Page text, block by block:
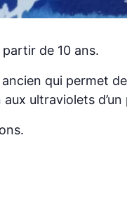
de 10 ans.
qui permet
ultraviolets